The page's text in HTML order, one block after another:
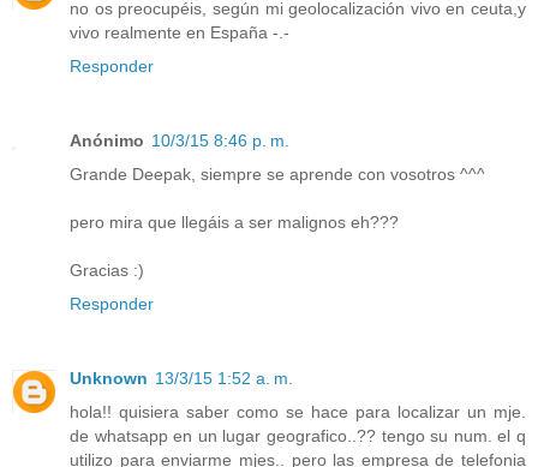
no os preocupéis, según mi geolocalización vivo en ceuta,y
vivo realmente en España -.-
Responder
Anónimo 10/3/15 8:46 p. m.
Grande Deepak, siempre se aprende con vosotros ^^^
pero mira que llegáis a ser malignos eh???
Gracias :)
Responder
Unknown 13/3/15 1:52 a. m.
hola!! quisiera saber como se hace para localizar un mje.
de whatsapp en un lugar geografico..?? tengo su num. el q
utilizo para enviarme mjes.. pero las empresa de telefonia